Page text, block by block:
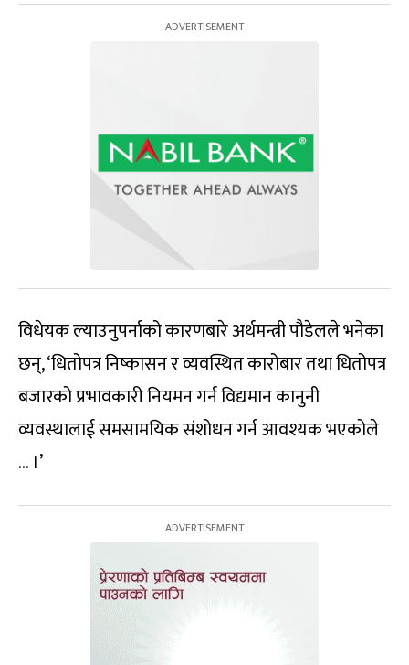
विधेयक ल्याउनुपर्नाको कारणबारे अर्थमन्त्री पौडेलले भनेका
छन्, ‘धितोपत्र निष्कासन र व्यवस्थित कारोबार तथा धितोपत्र
बजारको प्रभावकारी नियमन गर्न विद्यमान कानुनी
व्यवस्थालाई समसामयिक संशोधन गर्न आवश्यक भएकोले
… ।’